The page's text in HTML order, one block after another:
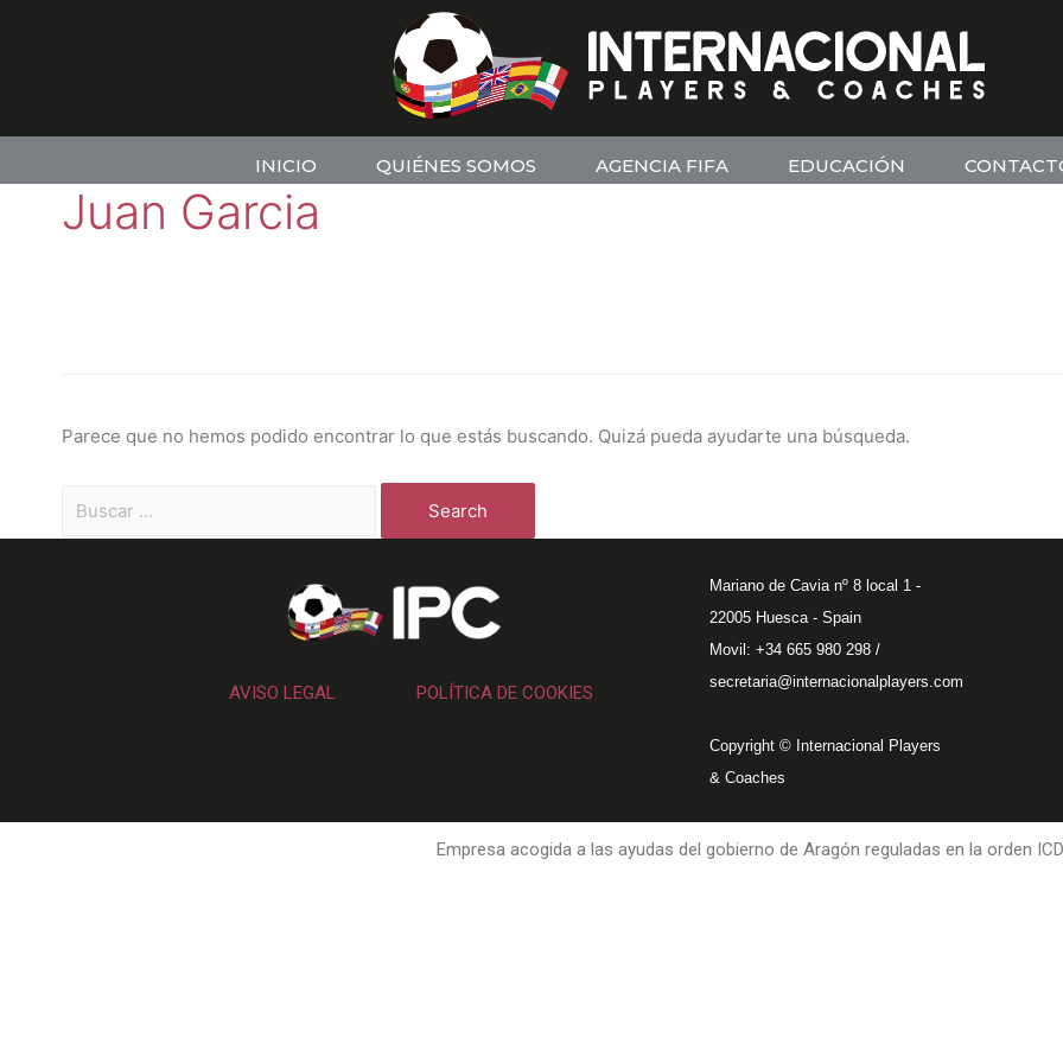
INICIO QUIÉNES SOMOS AGENCIA FIFA EDUCACIÓN
Juan Garcia
Parece que no hemos podido encontrar lo que estás buscando. Quizá pueda ayudarte una búsqueda.
AVISO LEGAL POLÍTICA DE COOKIES
Mariano de Cavia nº 8 local 1 -
22005 Huesca - Spain
Movil: +34 665 980 298 /
secretaria@internacionalplayers.com
Copyright © Internacional Players
& Coaches
Empresa acogida a las ayudas del gobierno de Aragón reguladas en la orden